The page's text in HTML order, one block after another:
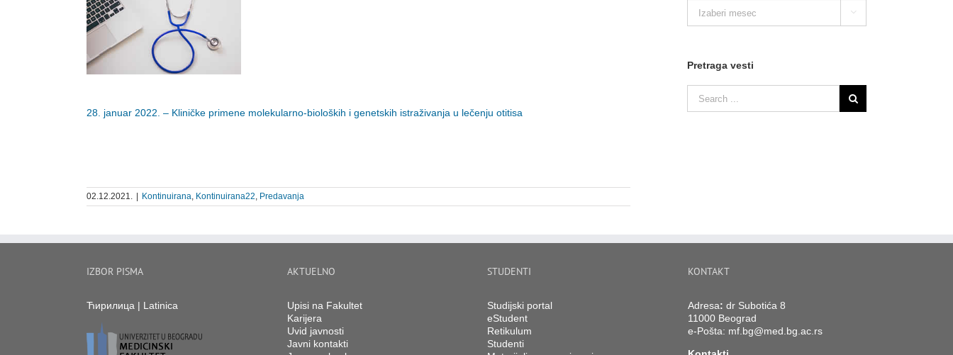
28. januar 2022. – Kliničke primene molekularno-bioloških i genetskih istraživanja u lečenju otitisa
02.12.2021. Kontinuirana, Kontinuirana22, Predavanja
vesti

Pretraga vesti
IZBOR PISMA
Ћирилица | Latinica
AKTUELNO
Upisi na Fakultet
Karijera
Uvid javnosti
Javni kontakti
STUDENTI
Studijski portal
eStudent
Retikulum
Studenti
KONTAKT
Adresa: dr Subotića 8
11000 Beograd
e-Pošta: mf.bg@med.bg.ac.rs